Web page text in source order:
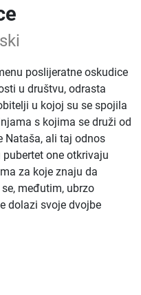
poslijeratne oskudice
u društvu, odrasta
u kojoj su se spojila
s kojima se druži od
ali taj odnos
one otkrivaju
za koje znaju da
međutim, ubrzo
dolazi svoje dvojbe